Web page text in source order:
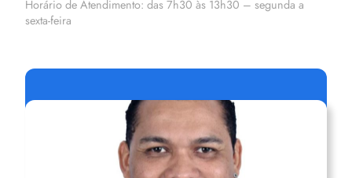
Horário de Atendimento: das 7h30 às 13h30 – segunda a
sexta-feira